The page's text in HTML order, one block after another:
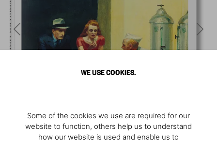
WE USE COOKIES.
Some of the cookies we use are required for our
website to function, others help us to understand
how our website is used and enable us to